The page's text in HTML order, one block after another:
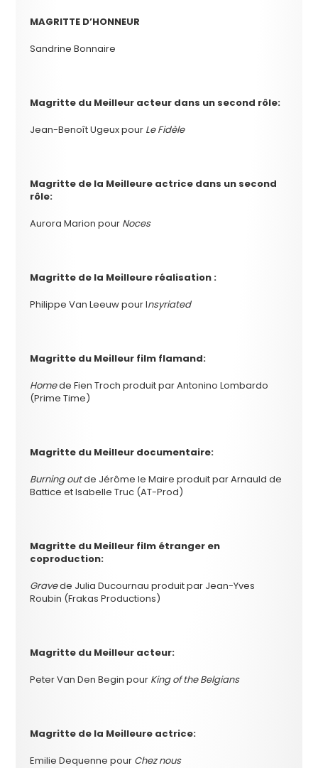
MAGRITTE D’HONNEUR
Sandrine Bonnaire
Magritte du Meilleur acteur dans un second rôle:
Jean-Benoît Ugeux pour Le Fidèle
Magritte de la Meilleure actrice dans un second
rôle:
Aurora Marion pour Noces
Magritte de la Meilleure réalisation :
Philippe Van Leeuw pour Insyriated
Magritte du Meilleur film flamand:
Homede Fien Troch produit par Antonino Lombardo
(Prime Time)
Magritte du Meilleur documentaire:
Burning outde Jérôme le Maire produit par Arnauld de
Battice et Isabelle Truc (AT-Prod)
Magritte du Meilleur film étranger en
coproduction:
Gravede Julia Ducournau produit par Jean-Yves
Roubin (Frakas Productions)
Magritte du Meilleur acteur:
Peter Van Den Begin pour King of the Belgians
Magritte de la Meilleure actrice:
Emilie Dequenne pour Chez nous